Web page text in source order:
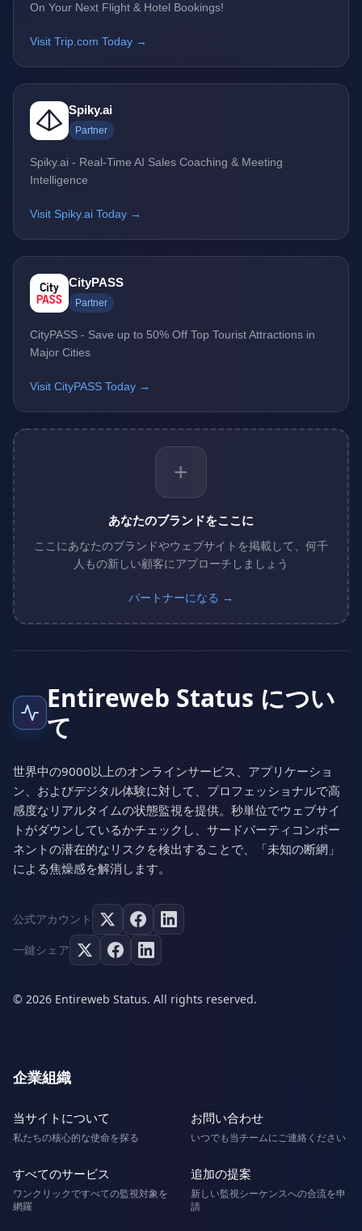
On Your Next Flight & Hotel Bookings!
Visit Trip.com Today →
Spiky.ai
Partner
Spiky.ai - Real-Time AI Sales Coaching & Meeting
Intelligence
Visit Spiky.ai Today →
CityPASS
Partner
CityPASS - Save up to 50% Off Top Tourist Attractions in
Major Cities
Visit CityPASS Today →
+
あなたのブランドをここに
ここにあなたのブランドやウェブサイトを掲載して、何千
人もの新しい顧客にアプローチしましょう
パートナーになる →
Entireweb Status につい
て
世界中の9000以上のオンラインサービス、アプリケーショ
ン、およびデジタル体験に対して、プロフェッショナルで高
感度なリアルタイムの状態監視を提供。秒単位でウェブサイ
トがダウンしているかチェックし、サードパーティコンポー
ネントの潜在的なリスクを検出することで、「未知の断網」
による焦燥感を解消します。
公式アカウント
一鍵シェア
© 2026 Entireweb Status. All rights reserved.
企業組織
当サイトについて
私たちの核心的な使命を探る
お問い合わせ
いつでも当チームにご連絡ください
すべてのサービス
ワンクリックですべての監視対象を
網羅
追加の提案
新しい監視シーケンスへの合流を申
請